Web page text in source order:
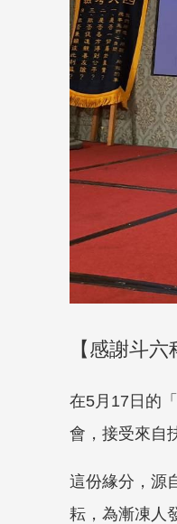
【感謝斗
在5月17日的
會，接受來自
這份緣分，源
耘，為漸凍人